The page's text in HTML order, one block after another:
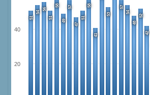
51
54
56
51
58
49
57
47
51
58
41
53
57
54
48
52
42
20
40